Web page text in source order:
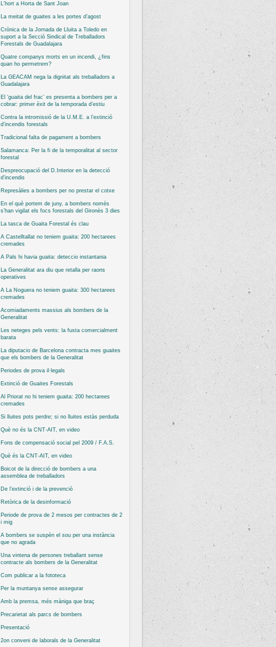
L’hort a Horta de Sant Joan
La meitat de guaites a les portes d’agost
Crònica de la Jornada de Lluita a Toledo en
suport a la Secció Sindical de Treballadors
Forestals de Guadalajara
Quatre companys morts en un incendi, ¿fins
quan ho permetrem?
La GEACAM nega la dignitat als treballadors a
Guadalajara
El ‘guaita del frac’ es presenta a bombers per a
cobrar: primer èxit de la temporada d’estiu
Contra la intromissió de la U.M.E. a l’extinció
d’incendis forestals
Tradicional falta de pagament a bombers
Salamanca: Per la fi de la temporalitat al sector
forestal
Despreocupació del D.Interior en la detecció
d’incendis
Represàlies a bombers per no prestar el cotxe
En el què portem de juny, a bombers només
s’han vigilat els focs forestals del Gironès 3 dies
La tasca de Guaita Forestal és clau
A Castelltallat no teniem guaita: 200 hectarees
cremades
A Pals hi havia guaita: deteccio instantania
La Generalitat ara diu que retalla per raons
operatives
A La Noguera no teniem guaita: 300 hectarees
cremades
Acomiadaments massius als bombers de la
Generalitat
Les neteges pels vents: la fusta comercialment
barata
La diputacio de Barcelona contracta mes guaites
que els bombers de la Generalitat
Periodes de prova il·legals
Extinció de Guaites Forestals
Al Priorat no hi teniem guaita: 200 hectarees
cremades
Si lluites pots perdre; si no lluites estàs perduda
Què no és la CNT-AIT, en video
Fons de compensació social pel 2009 / F.A.S.
Què és la CNT-AIT, en video
Boicot de la direcció de bombers a una
assemblea de treballadors
De l’extinció i de la prevenció
Retòrica de la desinformació
Periode de prova de 2 mesos per contractes de 2
i mig
A bombers se suspèn el sou per una instància
que no agrada
Una vintena de persones treballant sense
contracte als bombers de la Generalitat
Com publicar a la fototeca
Per la muntanya sense assegurar
Amb la premsa, més màniga que braç
Precarietat als parcs de bombers
Presentació
2on conveni de laborals de la Generalitat